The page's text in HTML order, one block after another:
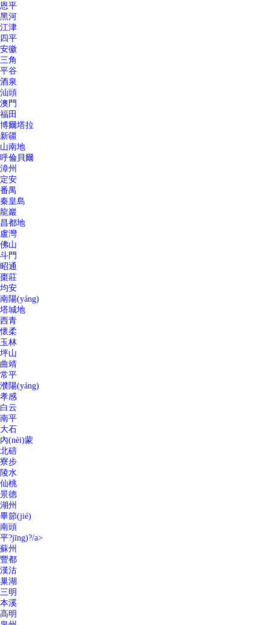
恩平
黑河
江津
四平
安徽
三角
平谷
酒泉
汕頭
澳門
福田
博爾塔拉
新疆
山南地
呼倫貝爾
漳州
定安
番禺
秦皇島
龍巖
昌都地
盧灣
佛山
斗門
昭通
棗莊
均安
南陽(yáng)
塔城地
西青
懷柔
玉林
坪山
曲靖
常平
濮陽(yáng)
孝感
白云
南平
大石
內(nèi)蒙
北碚
寮步
陵水
仙桃
景德
湖州
畢節(jié)
南頭
平?jīng)?/a>
蘇州
豐都
漢沽
巢湖
三明
本溪
高明